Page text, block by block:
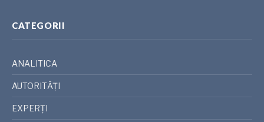
CATEGORII
ANALITICA
AUTORITĂȚI
EXPERȚI